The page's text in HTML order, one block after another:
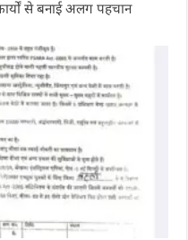
से बनाई अलग पहचान